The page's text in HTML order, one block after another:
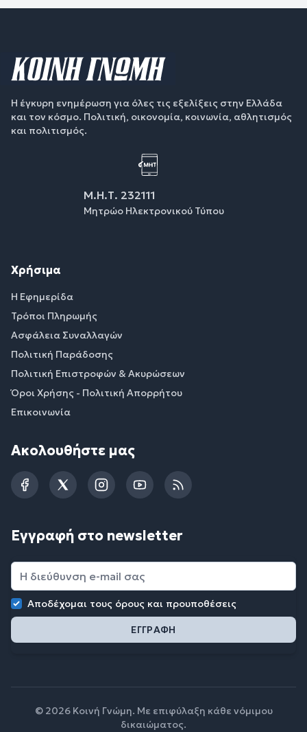
Η έγκυρη ενημέρωση για όλες τις εξελίξεις στην Ελλάδα
και τον κόσμο. Πολιτική, οικονομία, κοινωνία, αθλητισμός
και πολιτισμός.
Μ.Η.Τ. 232111
Μητρώο Ηλεκτρονικού Τύπου
Χρήσιμα
Η Εφημερίδα
Τρόποι Πληρωμής
Ασφάλεια Συναλλαγών
Πολιτική Παράδοσης
Πολιτική Επιστροφών & Ακυρώσεων
Όροι Χρήσης - Πολιτική Απορρήτου
Επικοινωνία
Ακολουθήστε μας
FacebookTwitterInstagramYouTubeRSS
Εγγραφή στο newsletter
Αποδέχομαι τους όρους και προυποθέσεις
© 2026 Κοινή Γνώμη. Με επιφύλαξη κάθε νόμιμου
δικαιώματος.